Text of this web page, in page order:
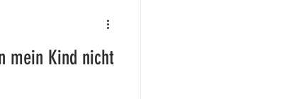
mein Kind nicht